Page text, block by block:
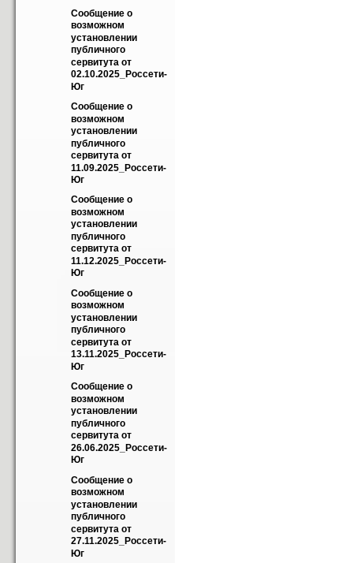
Сообщение о
возможном
установлении
публичного
сервитута от
02.10.2025_Россети-
Юг
Сообщение о
возможном
установлении
публичного
сервитута от
11.09.2025_Россети-
Юг
Сообщение о
возможном
установлении
публичного
сервитута от
11.12.2025_Россети-
Юг
Сообщение о
возможном
установлении
публичного
сервитута от
13.11.2025_Россети-
Юг
Сообщение о
возможном
установлении
публичного
сервитута от
26.06.2025_Россети-
Юг
Сообщение о
возможном
установлении
публичного
сервитута от
27.11.2025_Россети-
Юг